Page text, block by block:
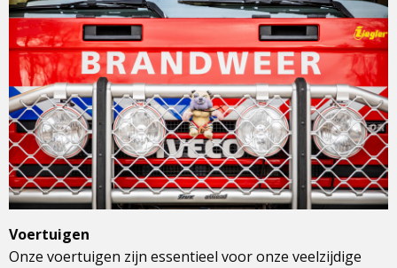
Voertuigen
Onze voertuigen zijn essentieel voor onze veelzijdige